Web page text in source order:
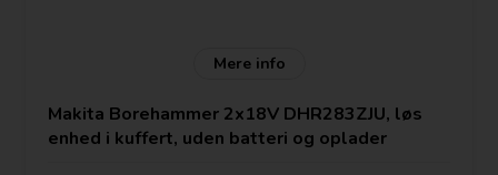
Mere info
Makita Borehammer 2x18V DHR283ZJU, løs
enhed i kuffert, uden batteri og oplader